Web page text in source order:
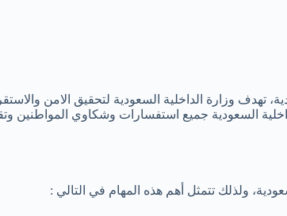
تهدف وزارة الداخلية السعودية لتحقيق الامن
السعودية جميع استفسارات وشكاوي المواطنين
ولذلك تتمثل أهم هذه المهام في التالي :